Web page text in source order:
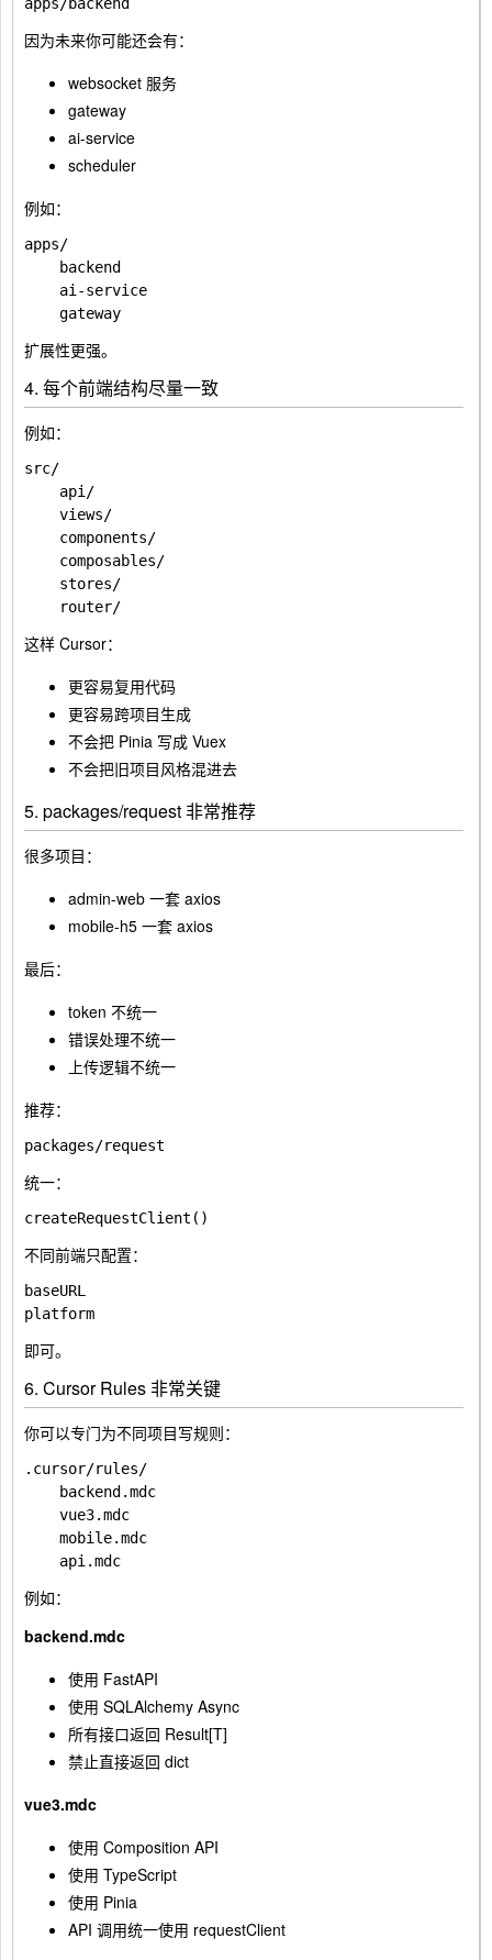
因为未来你可能还会有：
websocket 服务
gateway
ai-service
scheduler
例如：
apps/
    backend
    ai-service
扩展性更强。
4. 每个前端结构尽量一致
例如：
src/
    api/
    views/
    components/
    composables/
    stores/
这样 Cursor：
更容易复用代码
更容易跨项目生成
不会把 Pinia 写成 Vuex
不会把旧项目风格混进去
5. packages/request 非常推荐
很多项目：
admin-web 一套 axios
mobile-h5 一套 axios
最后：
token 不统一
错误处理不统一
上传逻辑不统一
推荐：
统一：
不同前端只配置：
baseURL
即可。
6. Cursor Rules 非常关键
你可以专门为不同项目写规则：
.cursor/rules/
    backend.mdc
    vue3.mdc
    mobile.mdc
例如：
backend.mdc
使用 FastAPI
使用 SQLAlchemy Async
所有接口返回 Result[T]
禁止直接返回 dict
vue3.mdc
使用 Composition API
使用 TypeScript
使用 Pinia
API 调用统一使用 requestClient